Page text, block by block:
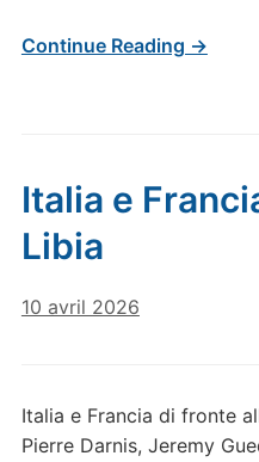
Continue Reading →
Italia e
Libia
10 avril 2026
Italia e Francia di fronte
Pierre Darnis, Jeremy